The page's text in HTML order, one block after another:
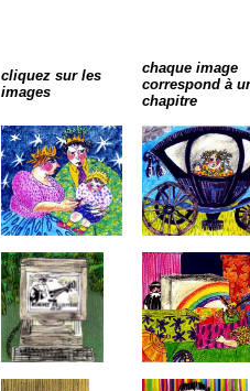
cliquez sur les
images
chaque image
correspond à
chapitre